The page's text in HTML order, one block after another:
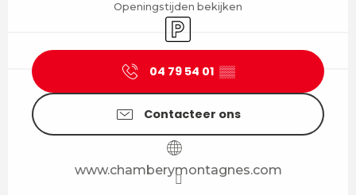
Openingstijden bekijken
Parkeerplaats
04 79 54 01 ▒▒
Contacteer ons
www.chamberymontagnes.com